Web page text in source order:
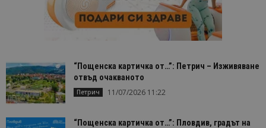
“Пощенска картичка от…”: Петрич – Изживяване
отвъд очакваното
Петрич 11/07/2026 11:22
“Пощенска картичка от…”: Пловдив, градът на